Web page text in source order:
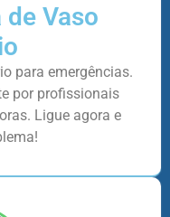
Vaso
para emergências.
por profissionais
Ligue agora e